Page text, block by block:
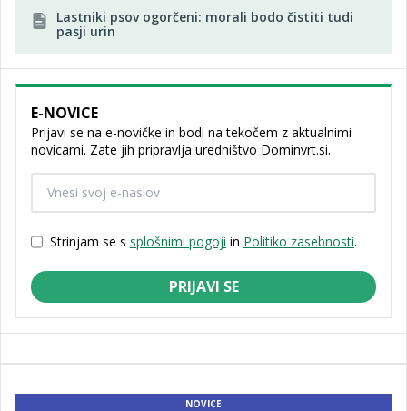
Lastniki psov ogorčeni: morali bodo čistiti tudi
pasji urin
E-NOVICE
Prijavi se na e-novičke in bodi na tekočem z aktualnimi
novicami. Zate jih pripravlja uredništvo Dominvrt.si.
Strinjam se s splošnimi pogoji in Politiko zasebnosti.
PRIJAVI SE
NOVICE